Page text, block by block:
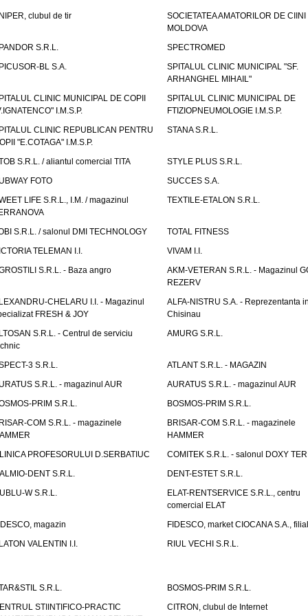
clubul de tir
SOCIETATEA AMATORILOR DE CIINI
MOLDOVA
S.R.L.
SPECTROMED
BL S.A.
SPITALUL CLINIC MUNICIPAL "SF.
ARHANGHEL MIHAIL"
CLINIC MUNICIPAL DE COPII
I.M.S.P.
SPITALUL CLINIC MUNICIPAL DE
FTIZIOPNEUMOLOGIE I.M.S.P.
CLINIC REPUBLICAN PENTRU
"E.COTAGA" I.M.S.P.
STANA S.R.L.
S.R.L. / aliantul comercial TITA
STYLE PLUS S.R.L.
FOTO
SUCCES S.A.
LIFE S.R.L., I.M. / magazinul
TEXTILE-ETALON S.R.L.
S.R.L. / salonul DMI TECHNOLOGY
TOTAL FITNESS
TELEMAN I.I.
VIVAM I.I.
S.R.L. - Baza angro
AKM-VETERAN S.R.L. - Magazinul
REZERV
CHELARU I.I. - Magazinul
FRESH & JOY
ALFA-NISTRU S.A. - Reprezentanta
Chisinau
S.R.L. - Centrul de serviciu
AMURG S.R.L.
3 S.R.L.
ATLANT S.R.L. - MAGAZIN
S.R.L. - magazinul AUR
AURATUS S.R.L. - magazinul AUR
PRIM S.R.L.
BOSMOS-PRIM S.R.L.
COM S.R.L. - magazinele
BRISAR-COM S.R.L. - magazinele
HAMMER
PROFESORULUI D.SERBATIUC
COMITEK S.R.L. - salonul DOXY
DENT S.R.L.
DENT-ESTET S.R.L.
W S.R.L.
ELAT-RENTSERVICE S.R.L., centru
comercial ELAT
magazin
FIDESCO, market CIOCANA S.A.,
VALENTIN I.I.
RIUL VECHI S.R.L.
S.R.L.
BOSMOS-PRIM S.R.L.
STIINTIFICO-PRACTIC
CITRON, clubul de Internet